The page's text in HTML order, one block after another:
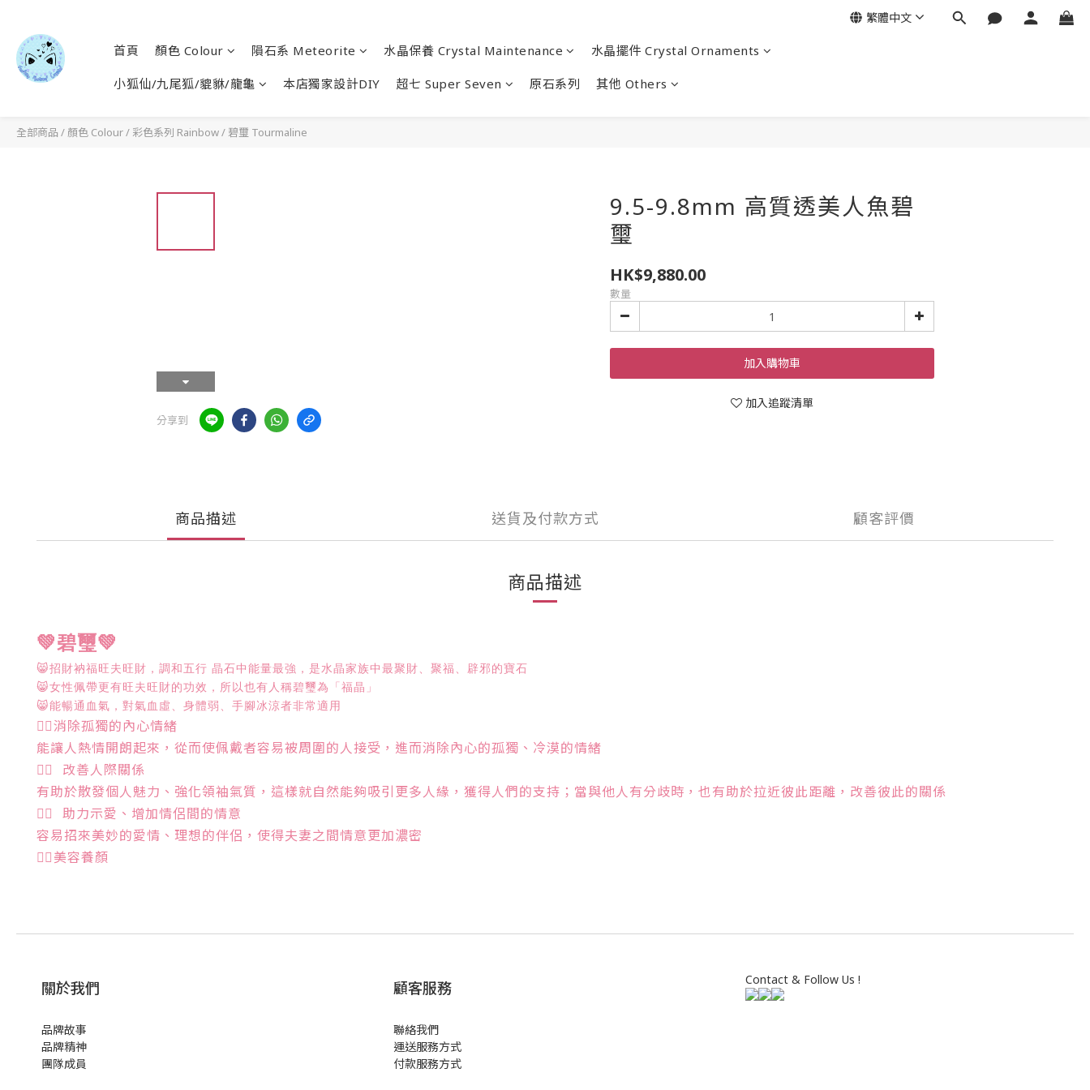
首頁 顏色 Colour 隕石系 Meteorite 水晶保養 Crystal Maintenance 水晶擺件 Crystal Ornaments
小狐仙/九尾狐/貔貅/龍龜 本店獨家設計DIY 超七 Super Seven 原石系列 其他 Others
繁體中文
全部商品 / 顏色 Colour/ 彩色系列 Rainbow/ 碧璽 Tourmaline
分享到
9.5-9.8mm 高質透美人魚碧
璽
HK$9,880.00
數量
加入購物車
加入追蹤清單
商品描述 送貨及付款方式 顧客評價
商品描述
💚碧璽💚
😸招財衲福旺夫旺財，調和五行 晶石中能量最強，是水晶家族中最聚財、聚福、辟邪的寶石
😸女性佩帶更有旺夫旺財的功效，所以也有人稱碧璽為「福晶」
😸能暢通血氣，對氣血虛、身體弱、手腳冰涼者非常適用
👉🏻消除孤獨的內心情緒
能讓人熱情開朗起來，從而使佩戴者容易被周圍的人接受，進而消除內心的孤獨、冷漠的情緒
👉🏻
改善人際關係
有助於散發個人魅力、強化領袖氣質，這樣就自然能夠吸引更多人緣，獲得人們的支持；當與他人有分歧時，也有助於拉近彼此距離，改善彼此的關係
👉🏻
助力示愛、增加情侶間的情意
容易招來美妙的愛情、理想的伴侶，使得夫妻之間情意更加濃密
👉🏻美容養顏
關於我們
品牌故事
品牌精神
團隊成員
顧客服務
聯絡我們
運送服務方式
付款服務方式
Contact & Follow Us !